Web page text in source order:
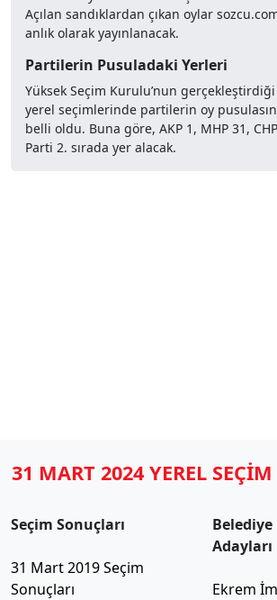
Açılan sandıklardan çıkan oylar
anlık olarak yayınlanacak.
Partilerin Pusuladaki Yerleri
Yüksek Seçim Kurulu’nun
yerel seçimlerinde partilerin oy
belli oldu. Buna göre, AKP 1, MHP 31,
Parti 2. sırada yer alacak.
31 MART 2024 YEREL
Seçim Sonuçları
31 Mart 2019 Seçim
Sonuçları
Adayları
Ekrem